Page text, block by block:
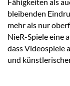
Fähigkeiten als
bleibenden
mehr als nur
NieR-Spiele eine
dass Videospiele
und